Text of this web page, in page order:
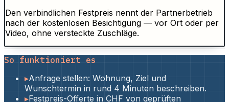
Den verbindlichen Festpreis nennt der Partnerbetrieb
nach der kostenlosen Besichtigung — vor Ort oder per
Video, ohne versteckte Zuschläge.
So funktioniert es
▸Anfrage stellen: Wohnung, Ziel und
Wunschtermin in rund 4 Minuten beschreiben.
▸Festpreis-Offerte in CHF von geprüften